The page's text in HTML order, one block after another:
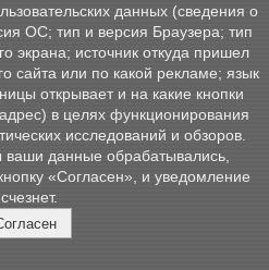
данных (сведения о
ОС; тип и версия Браузера; тип
экрана; источник откуда пришел
сайта или по какой рекламе; язык
открывает и на какие кнопки
в целях функционирования
исследований и обзоров.
ваши данные обрабатывались,
«Согласен», и уведомление